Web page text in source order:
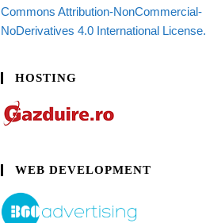
Commons Attribution-NonCommercial-
NoDerivatives 4.0 International License.
HOSTING
WEB DEVELOPMENT